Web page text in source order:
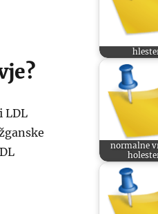
LDL
normalne